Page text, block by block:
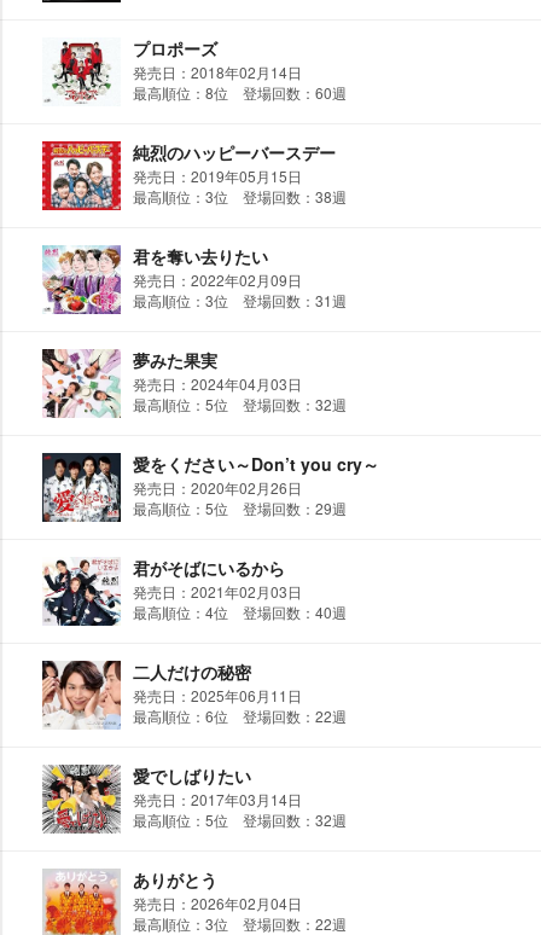
プロポーズ
発売日：2018年02月14日
最高順位：8位 登場回数：60週
純烈のハッピーバースデー
発売日：2019年05月15日
最高順位：3位 登場回数：38週
君を奪い去りたい
発売日：2022年02月09日
最高順位：3位 登場回数：31週
夢みた果実
発売日：2024年04月03日
最高順位：5位 登場回数：32週
愛をください～Don’t you cry～
発売日：2020年02月26日
最高順位：5位 登場回数：29週
君がそばにいるから
発売日：2021年02月03日
最高順位：4位 登場回数：40週
二人だけの秘密
発売日：2025年06月11日
最高順位：6位 登場回数：22週
愛でしばりたい
発売日：2017年03月14日
最高順位：5位 登場回数：32週
ありがとう
発売日：2026年02月04日
最高順位：3位 登場回数：22週